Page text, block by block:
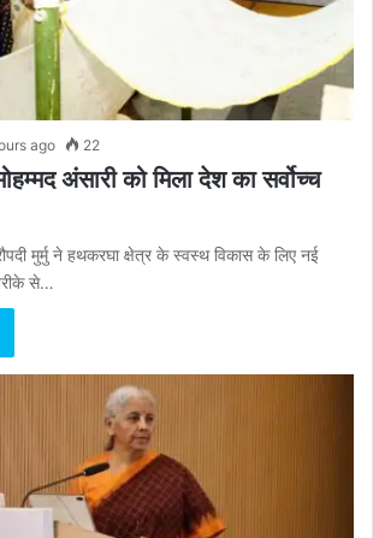
ago 22
अंसारी को मिला देश का सर्वोच्च
मुर्मु ने हथकरघा क्षेत्र के स्वस्थ विकास के लिए नई
से…